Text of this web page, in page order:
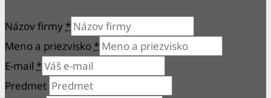
Názov firmy *
Meno a priezvisko *
E-mail *
Predmet